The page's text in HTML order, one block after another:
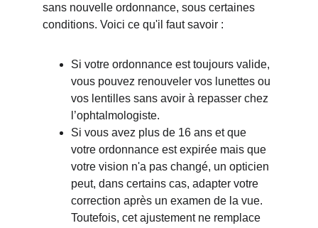
sans nouvelle ordonnance, sous certaines
conditions. Voici ce qu'il faut savoir :
Si votre ordonnance est toujours valide,
vous pouvez renouveler vos lunettes ou
vos lentilles sans avoir à repasser chez
l’ophtalmologiste.
Si vous avez plus de 16 ans et que
votre ordonnance est expirée mais que
votre vision n'a pas changé, un opticien
peut, dans certains cas, adapter votre
correction après un examen de la vue.
Toutefois, cet ajustement ne remplace